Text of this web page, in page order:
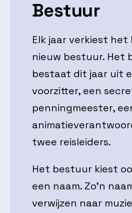
Bestuur
Elk jaar verkiest het
nieuw bestuur. Het
bestaat dit jaar uit
voorzitter, een
penningmeester,
twee reisleiders.
Het bestuur kiest
een naam. Zo’n
verwijzen naar